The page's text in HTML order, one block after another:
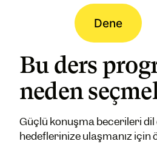
Dene
Bu ders
neden
Güçlü konuşma becerileri
hedeflerinize ulaşmanız için